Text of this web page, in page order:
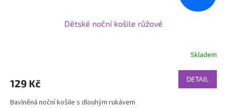
Dětské noční košile růžové
Skladem
129 Kč DETAIL
Bavlněná noční košile s dlouhým rukávem